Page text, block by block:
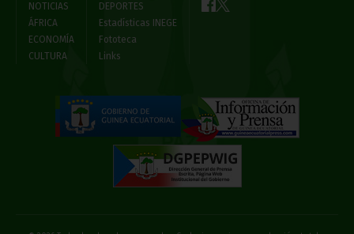
NOTICIAS
ÁFRICA
ECONOMÍA
CULTURA
DEPORTES
Estadísticas INEGE
Fototeca
Links